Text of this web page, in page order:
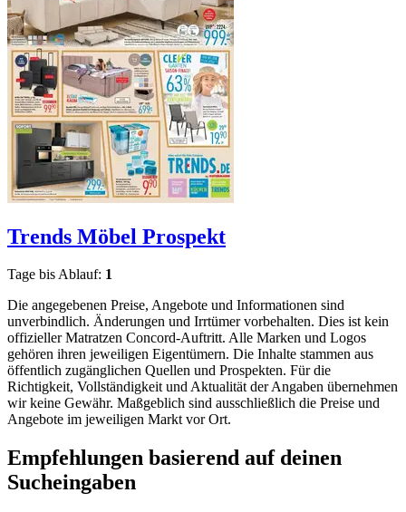
Trends Möbel Prospekt
Tage bis Ablauf: 1
Die angegebenen Preise, Angebote und Informationen sind
unverbindlich. Änderungen und Irrtümer vorbehalten. Dies ist kein
offizieller Matratzen Concord-Auftritt. Alle Marken und Logos
gehören ihren jeweiligen Eigentümern. Die Inhalte stammen aus
öffentlich zugänglichen Quellen und Prospekten. Für die
Richtigkeit, Vollständigkeit und Aktualität der Angaben übernehmen
wir keine Gewähr. Maßgeblich sind ausschließlich die Preise und
Angebote im jeweiligen Markt vor Ort.
Empfehlungen basierend auf deinen
Sucheingaben